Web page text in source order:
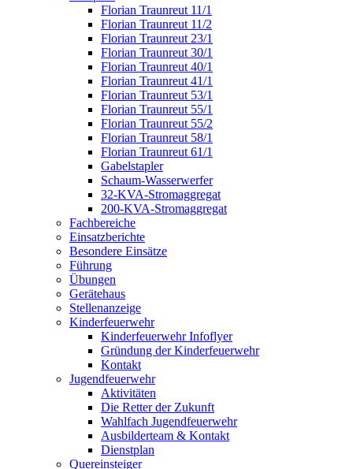
Florian Traunreut 11/1
Florian Traunreut 11/2
Florian Traunreut 23/1
Florian Traunreut 30/1
Florian Traunreut 40/1
Florian Traunreut 41/1
Florian Traunreut 53/1
Florian Traunreut 55/1
Florian Traunreut 55/2
Florian Traunreut 58/1
Florian Traunreut 61/1
Gabelstapler
Schaum-Wasserwerfer
32-KVA-Stromaggregat
200-KVA-Stromaggregat
Fachbereiche
Einsatzberichte
Besondere Einsätze
Führung
Übungen
Gerätehaus
Stellenanzeige
Kinderfeuerwehr
Kinderfeuerwehr Infoflyer
Gründung der Kinderfeuerwehr
Kontakt
Jugendfeuerwehr
Aktivitäten
Die Retter der Zukunft
Wahlfach Jugendfeuerwehr
Ausbilderteam & Kontakt
Dienstplan
Quereinsteiger